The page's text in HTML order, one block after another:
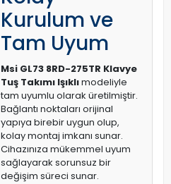
Kurulum ve
Tam Uyum
Msi GL73 8RD-275TR Klavye
Tuş Takımı Işıklımodeliyle
tam uyumlu olarak üretilmiştir.
Bağlantı noktaları orijinal
yapıya birebir uygun olup,
kolay montaj imkanı sunar.
Cihazınıza mükemmel uyum
sağlayarak sorunsuz bir
değişim süreci sunar.